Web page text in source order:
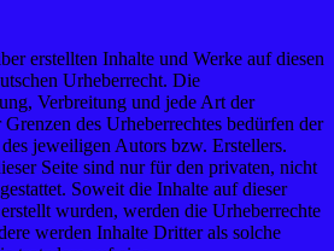
erstellten Inhalte und Werke auf diesen
Urheberrecht. Die
Verbreitung und jede Art der
des Urheberrechtes bedürfen der
jeweiligen Autors bzw. Erstellers.
Seite sind nur für den privaten, nicht
Soweit die Inhalte auf dieser
wurden, werden die Urheberrechte
werden Inhalte Dritter als solche